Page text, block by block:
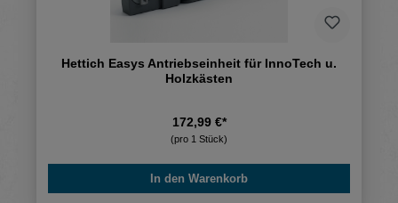
Hettich Easys Antriebseinheit für InnoTech u.
Holzkästen
172,99 €*
(pro 1 Stück)
In den Warenkorb